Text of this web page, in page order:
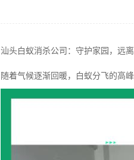
汕头白蚁消杀公司：守护家园，远
随着气候逐渐回暖，白蚁分飞的高峰